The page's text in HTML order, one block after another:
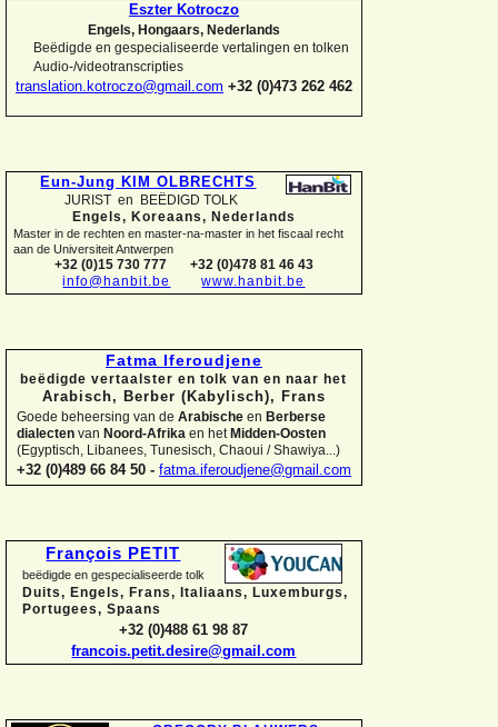
Eszter Kotroczo
Engels, Hongaars, Nederlands
Beëdigde en gespecialiseerde vertalingen en tolken
Audio-/videotranscripties
translation.kotroczo@gmail.com +32 (0)473 262 462
Eun-Jung KIM OLBRECHTS
JURIST en BEËDIGD TOLK
Engels, Koreaans, Nederlands
Master in de rechten en master-na-master in het fiscaal recht
aan de Universiteit Antwerpen
+32 (0)15 730 777
+32 (0)478 81 46 43
info@hanbit.be
www.hanbit.be
Fatma Iferoudjene
beëdigde vertaalster en tolk van en naar het
Arabisch, Berber (Kabylisch), Frans
Goede beheersing van de Arabische en Berberse
dialecten van Noord-Afrika en hetMidden-Oosten
(Egyptisch, Libanees, Tunesisch, Chaoui / Shawiya...)
+32 (0)489 66 84 50 - fatma.iferoudjene@gmail.com
François PETIT
beëdigde en gespecialiseerde tolk
Duits, Engels, Frans, Italiaans, Luxemburgs,
Portugees, Spaans
+32 (0)488 61 98 87
francois.petit.desire@gmail.com